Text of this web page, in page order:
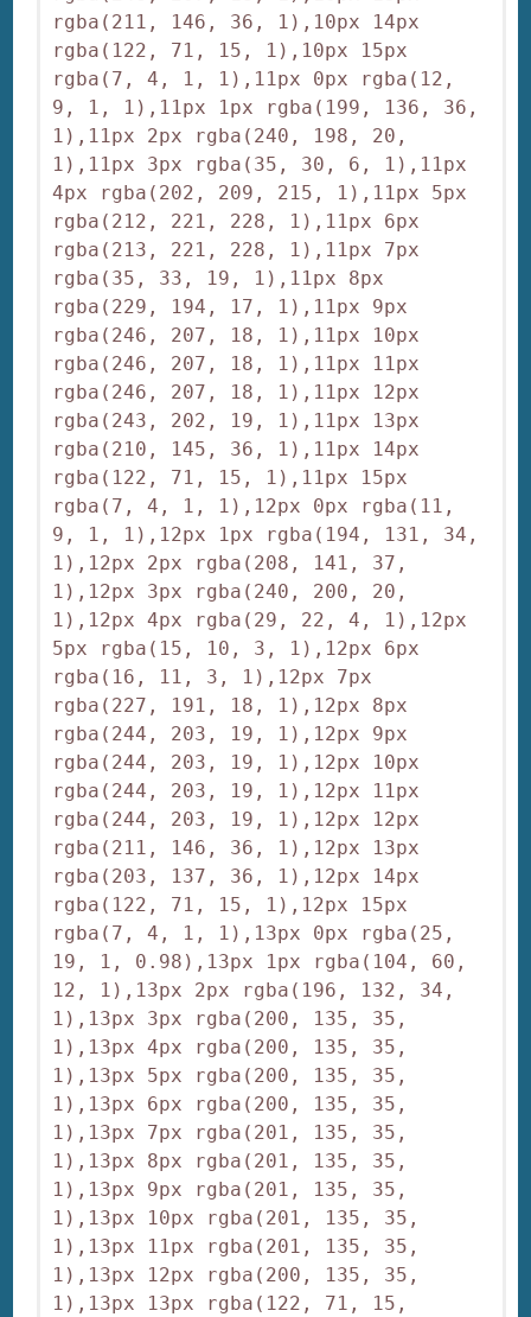
rgba(211, 146, 36, 1),10px 14px
rgba(122, 71, 15, 1),10px 15px
rgba(7, 4, 1, 1),11px 0px rgba(12,
9, 1, 1),11px 1px rgba(199, 136, 36,
1),11px 2px rgba(240, 198, 20,
1),11px 3px rgba(35, 30, 6, 1),11px
4px rgba(202, 209, 215, 1),11px 5px
rgba(212, 221, 228, 1),11px 6px
rgba(213, 221, 228, 1),11px 7px
rgba(35, 33, 19, 1),11px 8px
rgba(229, 194, 17, 1),11px 9px
rgba(246, 207, 18, 1),11px 10px
rgba(246, 207, 18, 1),11px 11px
rgba(246, 207, 18, 1),11px 12px
rgba(243, 202, 19, 1),11px 13px
rgba(210, 145, 36, 1),11px 14px
rgba(122, 71, 15, 1),11px 15px
rgba(7, 4, 1, 1),12px 0px rgba(11,
9, 1, 1),12px 1px rgba(194, 131, 34,
1),12px 2px rgba(208, 141, 37,
1),12px 3px rgba(240, 200, 20,
1),12px 4px rgba(29, 22, 4, 1),12px
5px rgba(15, 10, 3, 1),12px 6px
rgba(16, 11, 3, 1),12px 7px
rgba(227, 191, 18, 1),12px 8px
rgba(244, 203, 19, 1),12px 9px
rgba(244, 203, 19, 1),12px 10px
rgba(244, 203, 19, 1),12px 11px
rgba(244, 203, 19, 1),12px 12px
rgba(211, 146, 36, 1),12px 13px
rgba(203, 137, 36, 1),12px 14px
rgba(122, 71, 15, 1),12px 15px
rgba(7, 4, 1, 1),13px 0px rgba(25,
19, 1, 0.98),13px 1px rgba(104, 60,
12, 1),13px 2px rgba(196, 132, 34,
1),13px 3px rgba(200, 135, 35,
1),13px 4px rgba(200, 135, 35,
1),13px 5px rgba(200, 135, 35,
1),13px 6px rgba(200, 135, 35,
1),13px 7px rgba(201, 135, 35,
1),13px 8px rgba(201, 135, 35,
1),13px 9px rgba(201, 135, 35,
1),13px 10px rgba(201, 135, 35,
1),13px 11px rgba(201, 135, 35,
1),13px 12px rgba(200, 135, 35,
1),13px 13px rgba(122, 71, 15,